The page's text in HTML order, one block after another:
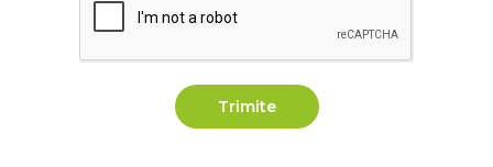
Trimite